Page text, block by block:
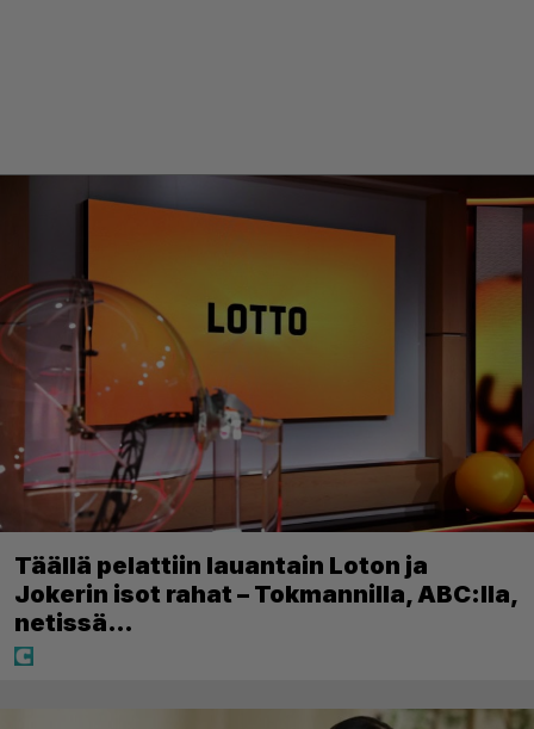
Täällä pelattiin lauantain Loton ja
Jokerin isot rahat – Tokmannilla, ABC:lla,
netissä…